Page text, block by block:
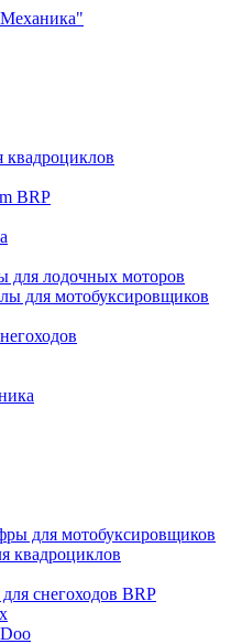
Механика"
квадроциклов
BRP
для лодочных моторов
для мотобуксировщиков
для мотобуксировщиков
квадроциклов
снегоходов BRP